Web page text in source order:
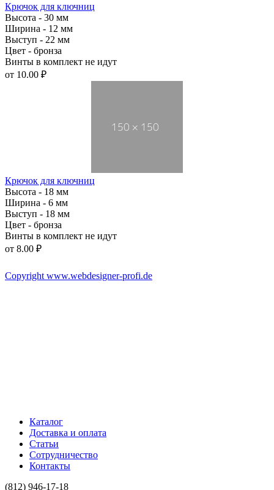
Крючок для ключниц
Высота - 30 мм
Ширина - 12 мм
Выступ - 22 мм
Цвет - бронза
Винты в комплект не идут
от 10.00 ₽
Крючок для ключниц
Высота - 18 мм
Ширина - 6 мм
Выступ - 18 мм
Цвет - бронза
Винты в комплект не идут
от 8.00 ₽
Copyright www.webdesigner-profi.de
Каталог
Доставка и оплата
Статьи
Сотрудничество
Контакты
(812) 946-17-18